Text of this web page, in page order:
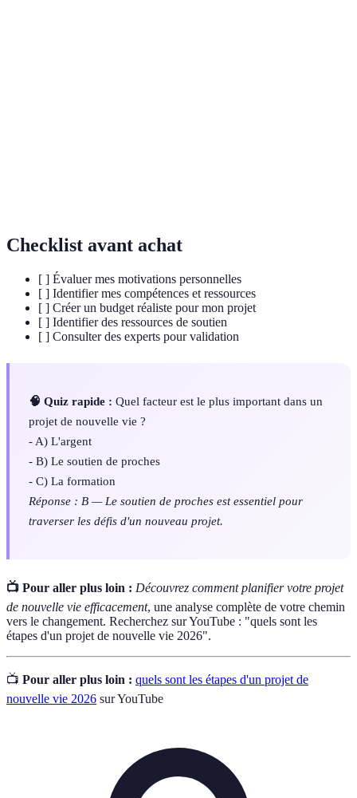
Checklist avant achat
[ ] Évaluer mes motivations personnelles
[ ] Identifier mes compétences et ressources
[ ] Créer un budget réaliste pour mon projet
[ ] Identifier des ressources de soutien
[ ] Consulter des experts pour validation
🧠 Quiz rapide : Quel facteur est le plus important dans un
projet de nouvelle vie ?
- A) L'argent
- B) Le soutien de proches
- C) La formation
Réponse : B — Le soutien de proches est essentiel pour
traverser les défis d'un nouveau projet.
📺 Pour aller plus loin : Découvrez comment planifier votre projet
de nouvelle vie efficacement, une analyse complète de votre chemin
vers le changement. Recherchez sur YouTube : "quels sont les
étapes d'un projet de nouvelle vie 2026".
📺 Pour aller plus loin : quels sont les étapes d'un projet de
nouvelle vie 2026 sur YouTube